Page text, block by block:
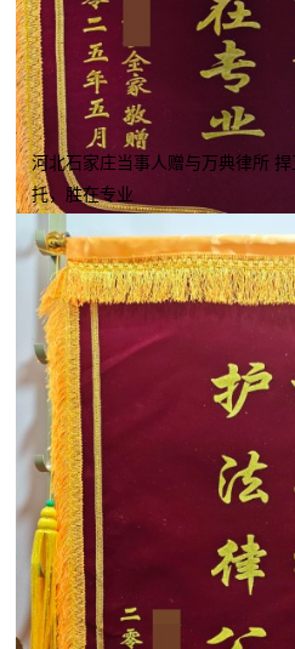
河北石家庄当事人赠与万典律所
托，胜在专业